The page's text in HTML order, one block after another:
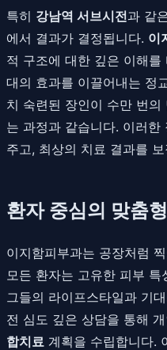
특히 강남역 서브시전과 같
에서 결과가 결정됩니다. 이
적 구조에 대한 깊은 이해
대의 효과를 이끌어내는 정
치 숙련된 장인이 수만 번
는 과정과 같습니다. 이러
주고, 최상의 치료 결과를
환자 중심의 맞춤
이지함피부과는 공장처럼
모든 환자는 고유한 피부
그들의 라이프스타일과 기
전 심도 깊은 상담을 통해
합치료 계획을 수립합니다.